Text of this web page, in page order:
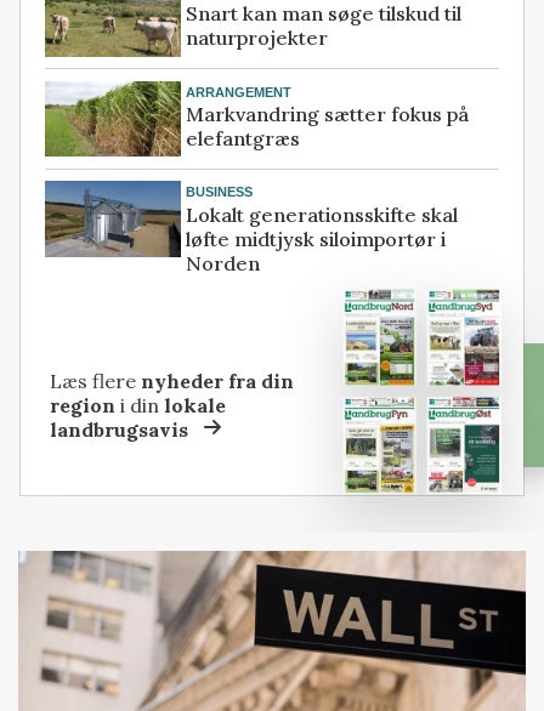
Snart kan man søge tilskud til
naturprojekter
ARRANGEMENT
Markvandring sætter fokus på
elefantgræs
BUSINESS
Lokalt generationsskifte skal
løfte midtjysk siloimportør i
Norden
Læs flere nyheder fra din
region i dinlokale
landbrugsavis